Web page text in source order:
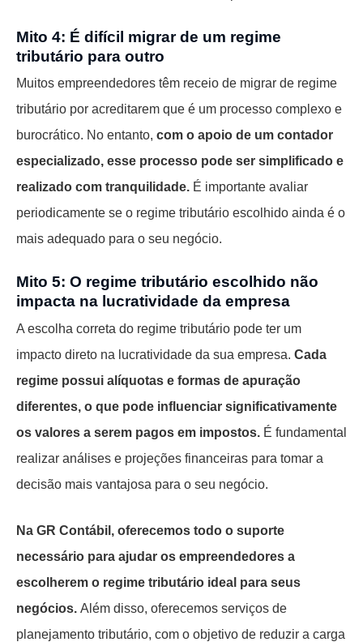
Mito 4: É difícil migrar de um regime
tributário para outro
Muitos empreendedores têm receio de migrar de regime
tributário por acreditarem que é um processo complexo e
burocrático. No entanto, com o apoio de um contador
especializado, esse processo pode ser simplificado e
realizado com tranquilidade. É importante avaliar
periodicamente se o regime tributário escolhido ainda é o
mais adequado para o seu negócio.
Mito 5: O regime tributário escolhido não
impacta na lucratividade da empresa
A escolha correta do regime tributário pode ter um
impacto direto na lucratividade da sua empresa. Cada
regime possui alíquotas e formas de apuração
diferentes, o que pode influenciar significativamente
os valores a serem pagos em impostos. É fundamental
realizar análises e projeções financeiras para tomar a
decisão mais vantajosa para o seu negócio.
Na GR Contábil, oferecemos todo o suporte
necessário para ajudar os empreendedores a
escolherem o regime tributário ideal para seus
negócios. Além disso, oferecemos serviços de
planejamento tributário, com o objetivo de reduzir a carga